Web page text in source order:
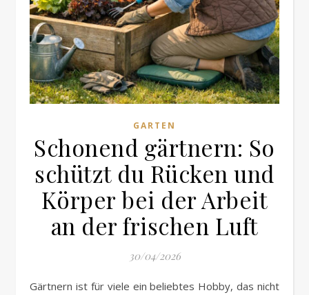
GARTEN
Schonend gärtnern: So
schützt du Rücken und
Körper bei der Arbeit
an der frischen Luft
30/04/2026
Gärtnern ist für viele ein beliebtes Hobby, das nicht